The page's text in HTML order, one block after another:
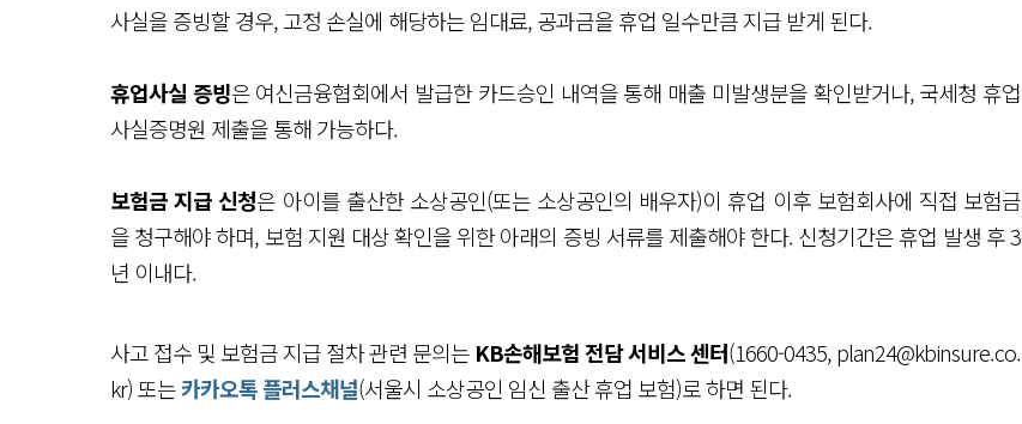
사실을 증빙할 경우, 고정 손실에 해당하는 임대료, 공과금을 휴업 일수만큼 지급 받게 된다.
휴업사실 증빙은 여신금융협회에서 발급한 카드승인 내역을 통해 매출 미발생분을 확인받거나, 국세청 휴업
사실증명원 제출을 통해 가능하다.
보험금 지급 신청은 아이를 출산한 소상공인(또는 소상공인의 배우자)이 휴업 이후 보험회사에 직접 보험금
을 청구해야 하며, 보험 지원 대상 확인을 위한 아래의 증빙 서류를 제출해야 한다. 신청기간은 휴업 발생 후 3
년 이내다.
사고 접수 및 보험금 지급 절차 관련 문의는 KB손해보험 전담 서비스 센터(1660-0435, plan24@kbinsure.co.
kr) 또는카카오톡 플러스채널(서울시 소상공인 임신 출산 휴업 보험)로 하면 된다.